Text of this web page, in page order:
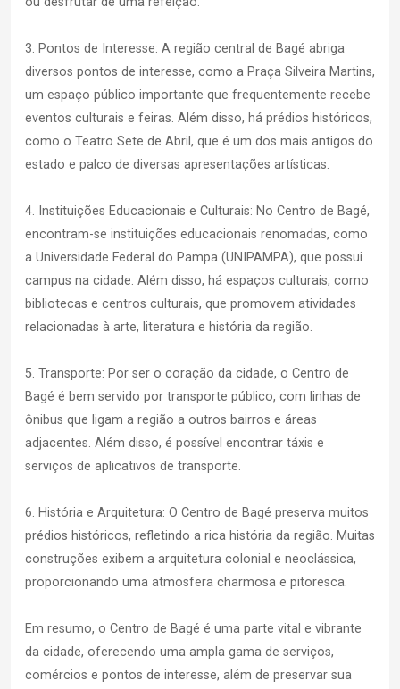
3. Pontos de Interesse: A região central de Bagé abriga
diversos pontos de interesse, como a Praça Silveira Martins,
um espaço público importante que frequentemente recebe
eventos culturais e feiras. Além disso, há prédios históricos,
como o Teatro Sete de Abril, que é um dos mais antigos do
estado e palco de diversas apresentações artísticas.
4. Instituições Educacionais e Culturais: No Centro de Bagé,
encontram-se instituições educacionais renomadas, como
a Universidade Federal do Pampa (UNIPAMPA), que possui
campus na cidade. Além disso, há espaços culturais, como
bibliotecas e centros culturais, que promovem atividades
relacionadas à arte, literatura e história da região.
5. Transporte: Por ser o coração da cidade, o Centro de
Bagé é bem servido por transporte público, com linhas de
ônibus que ligam a região a outros bairros e áreas
adjacentes. Além disso, é possível encontrar táxis e
serviços de aplicativos de transporte.
6. História e Arquitetura: O Centro de Bagé preserva muitos
prédios históricos, refletindo a rica história da região. Muitas
construções exibem a arquitetura colonial e neoclássica,
proporcionando uma atmosfera charmosa e pitoresca.
Em resumo, o Centro de Bagé é uma parte vital e vibrante
da cidade, oferecendo uma ampla gama de serviços,
comércios e pontos de interesse, além de preservar sua